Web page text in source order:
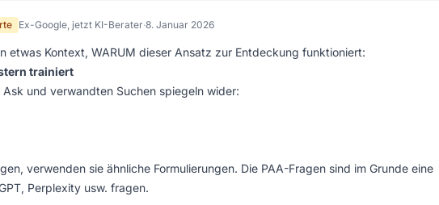
Ex-Google, jetzt KI-Berater·8. Januar 2026
etwas Kontext, WARUM dieser Ansatz zur Entdeckung funktioniert:
trainiert
Ask und verwandten Suchen spiegeln wider:
verwenden sie ähnliche Formulierungen. Die PAA-Fragen sind im Grunde eine
Perplexity usw. fragen.